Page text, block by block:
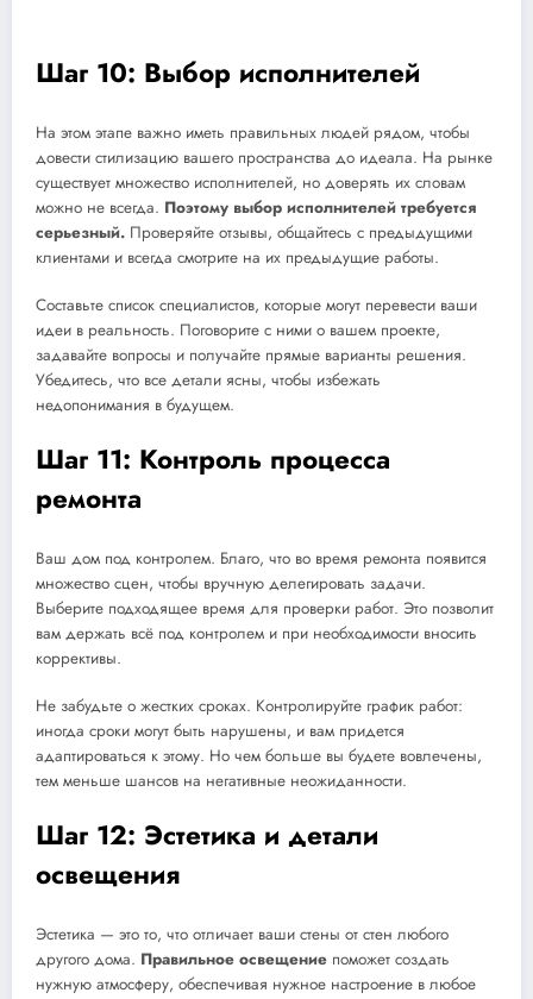
Шаг 10: Выбор исполнителей
На этом этапе важно иметь правильных людей рядом, чтобы
довести стилизацию вашего пространства до идеала. На рынке
существует множество исполнителей, но доверять их словам
можно не всегда. Поэтому выбор исполнителей требуется
серьезный. Проверяйте отзывы, общайтесь с предыдущими
клиентами и всегда смотрите на их предыдущие работы.
Составьте список специалистов, которые могут перевести ваши
идеи в реальность. Поговорите с ними о вашем проекте,
задавайте вопросы и получайте прямые варианты решения.
Убедитесь, что все детали ясны, чтобы избежать
недопонимания в будущем.
Шаг 11: Контроль процесса
ремонта
Ваш дом под контролем. Благо, что во время ремонта появится
множество сцен, чтобы вручную делегировать задачи.
Выберите подходящее время для проверки работ. Это позволит
вам держать всё под контролем и при необходимости вносить
коррективы.
Не забудьте о жестких сроках. Контролируйте график работ:
иногда сроки могут быть нарушены, и вам придется
адаптироваться к этому. Но чем больше вы будете вовлечены,
тем меньше шансов на негативные неожиданности.
Шаг 12: Эстетика и детали
освещения
Эстетика — это то, что отличает ваши стены от стен любого
другого дома. Правильное освещение поможет создать
нужную атмосферу, обеспечивая нужное настроение в любое